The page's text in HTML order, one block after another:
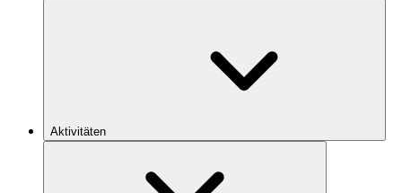
Aktivitäten